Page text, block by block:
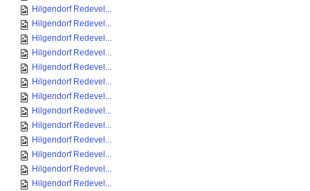
Hilgendorf Redevel...
Hilgendorf Redevel...
Hilgendorf Redevel...
Hilgendorf Redevel...
Hilgendorf Redevel...
Hilgendorf Redevel...
Hilgendorf Redevel...
Hilgendorf Redevel...
Hilgendorf Redevel...
Hilgendorf Redevel...
Hilgendorf Redevel...
Hilgendorf Redevel...
Hilgendorf Redevel...